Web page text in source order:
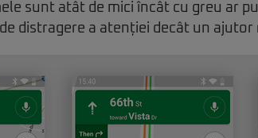
sunt atât de mici încât cu greu ar
distragere a atenției decât un ajutor